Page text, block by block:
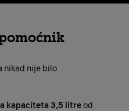
nikad nije bilo
kapaciteta 3,5 litreod